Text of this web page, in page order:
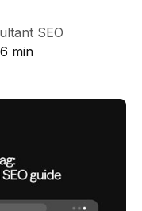
SEO
6 min